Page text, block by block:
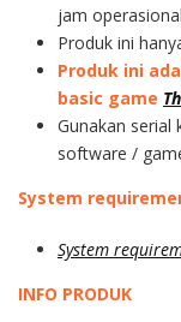
jam
Produk ini
Produk ini
basic game
Gunakan serial
software /
System
System
INFO PRODUK